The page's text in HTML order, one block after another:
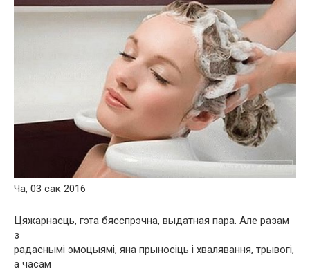
Ча, 03 сак 2016
Цяжарнасць, гэта бясспрэчна, выдатная пара. Але разам
з
радаснымі эмоцыямі, яна прыносіць і хвалявання, трывогі,
а часам